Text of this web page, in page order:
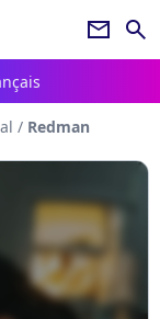
newsletter search
/ Redman